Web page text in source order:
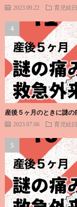
2023.09.22 育児絵
産後５ヶ月のときに謎の
2023.07.06 育児絵